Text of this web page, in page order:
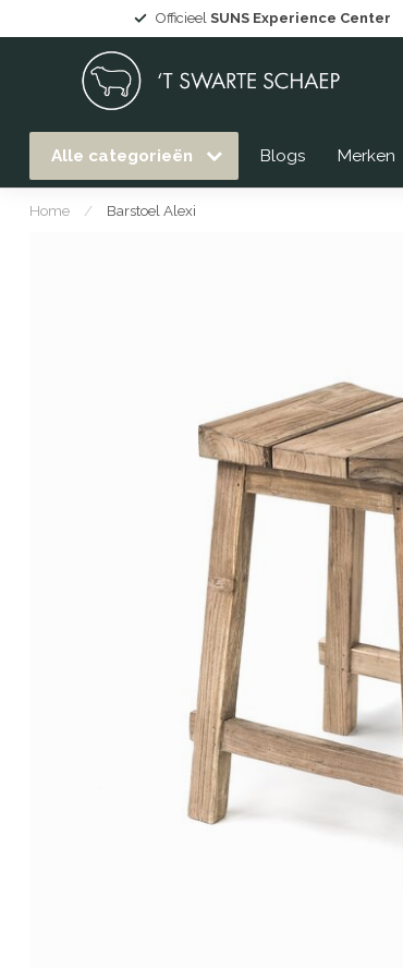
Grote collectieGommaire tuinmeubelen
Alle categorieën Blogs Merken
Home / Barstoel Alexi